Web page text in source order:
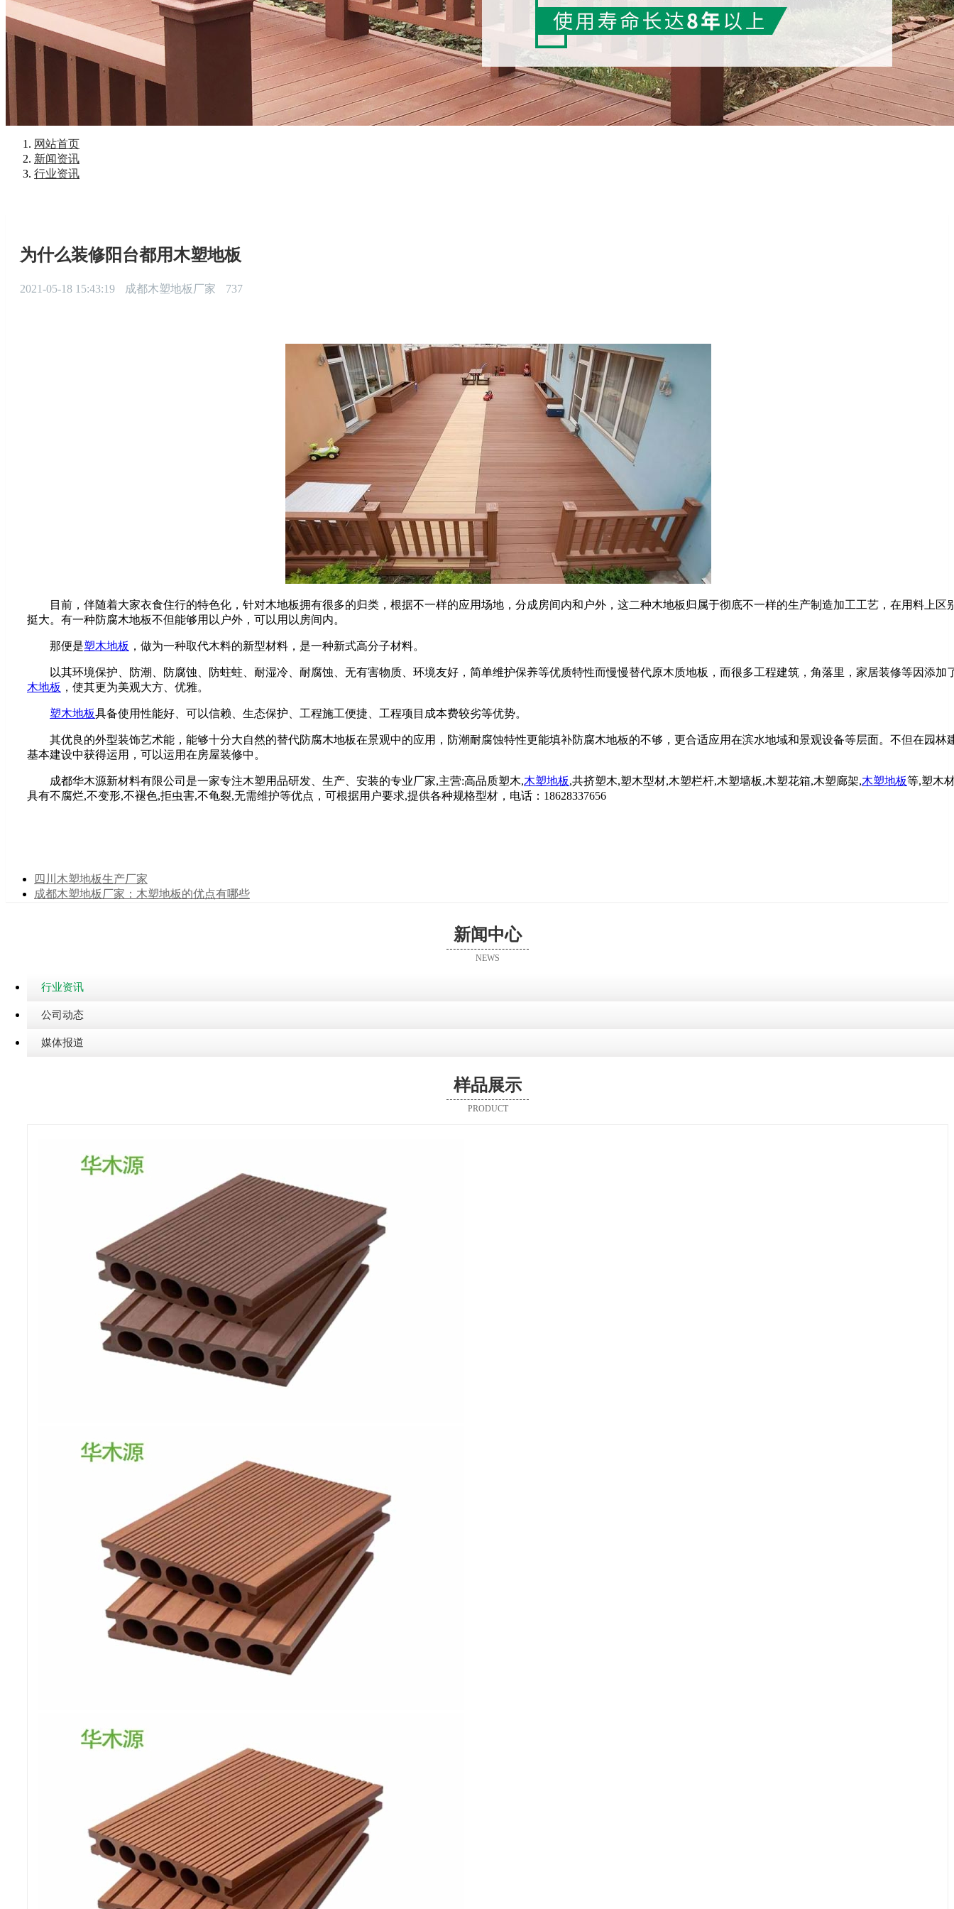
网站首页
新闻资讯
行业资讯
为什么装修阳台都用木塑地板
2021-05-18 15:43:19 成都木塑地板厂家 737
目前，伴随着大家衣食住行的特色化，针对木地板拥有很多的归类，根据不一样的应用场地，分成房间内和户外，这二种木地板归属于彻底不一样的生产制造加工工艺，在用料上区
挺大。有一种防腐木地板不但能够用以户外，可以用以房间内。
那便是塑木地板 ，做为一种取代木料的新型材料，是一种新式高分子材料。
以其环境保护、防潮、防腐蚀、防蛀蛀、耐湿冷、耐腐蚀、无有害物质、环境友好，简单维护保养等优质特性而慢慢替代原木质地板，而很多工程建筑，角落里，家居装修等因添加
木地板 ，使其更为美观大方、优雅。
塑木地板具备使用性能好、可以信赖、生态保护、工程施工便捷、工程项目成本费较劣等优势。
其优良的外型装饰艺术能，能够十分大自然的替代防腐木地板在景观中的应用，防潮耐腐蚀特性更能填补防腐木地板的不够，更合适应用在滨水地域和景观设备等层面。不但在园林
基本建设中获得运用，可以运用在房屋装修中。
成都华木源新材料有限公司是一家专注木塑用品研发、生产、安装的专业厂家,主营:高品质塑木,木塑地板,共挤塑木,塑木型材,木塑栏杆,木塑墙板,木塑花箱,木塑廊架,木塑地板等,塑木
具有不腐烂,不变形,不褪色,拒虫害,不龟裂,无需维护等优点，可根据用户要求,提供各种规格型材，电话：18628337656
四川木塑地板生产厂家
成都木塑地板厂家：木塑地板的优点有哪些
新闻中心
NEWS
行业资讯
公司动态
媒体报道
样品展示
PRODUCT